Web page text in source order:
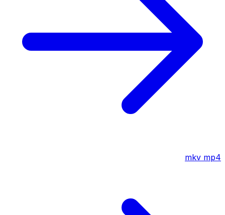
mkv mp4